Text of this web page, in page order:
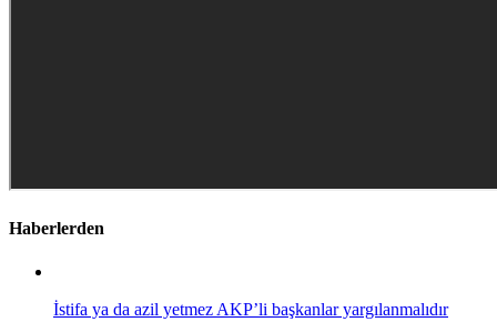
Haberlerden
İstifa ya da azil yetmez AKP’li başkanlar yargılanmalıdır